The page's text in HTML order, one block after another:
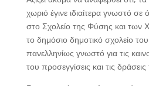
χωριό έγινε ιδιαίτερα γνωστό
στο Σχολείο της Φύσης και των
το δημόσιο δημοτικό σχολείο
πανελληνίως γνωστό για τις
του προσεγγίσεις και τις